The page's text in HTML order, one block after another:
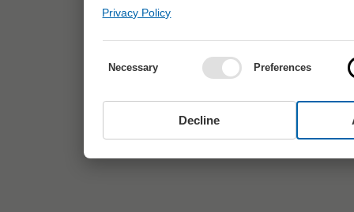
Privacy Policy
Necessary Preferences
Decline